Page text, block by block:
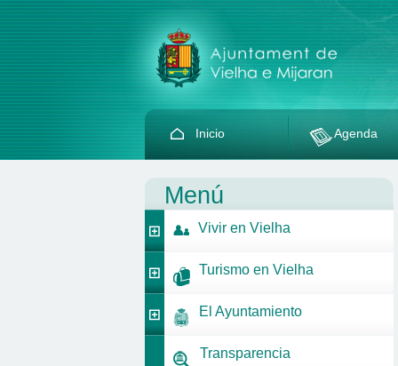
Inicio Agenda
Menú
Vivir en Vielha
Turismo en Vielha
El Ayuntamiento
Transparencia